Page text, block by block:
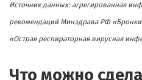
Источник данных: агрегированная
рекомендаций Минздрава РФ
«Острая респираторная вирусная
Что можно